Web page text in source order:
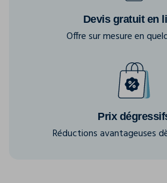
Devis gratuit en
Offre sur mesure en
Prix
Réductions avantageuses